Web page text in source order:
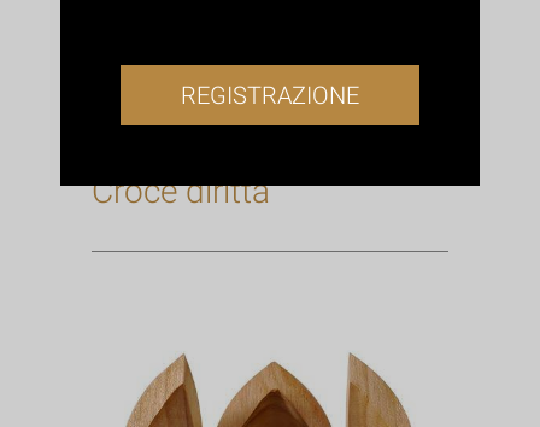
Croce diritta
REGISTRAZIONE